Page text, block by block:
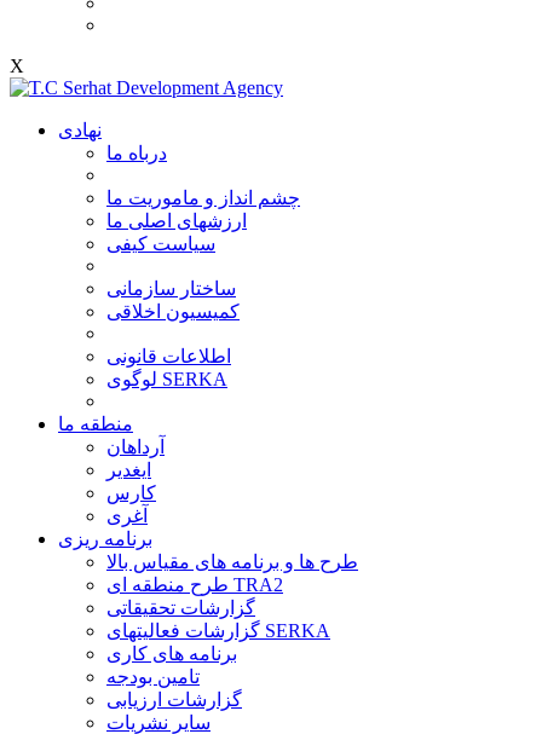
X
نهادی
درباه ما
چشم انداز و ماموریت ما
ارزشهای اصلی ما
سیاست کیفی
ساختار سازمانی
کمیسیون اخلاقی
اطلاعات قانونی
لوگوی SERKA
منطقه ما
آرداهان
ایغدیر
کارس
آغری
برنامه ریزی
طرح ها و برنامه های مقیاس بالا
طرح منطقه ای TRA2
گزارشات تحقیقاتی
گزارشات فعالیتهای SERKA
برنامه های کاری
تامین بودجه
گزارشات ارزیابی
سایر نشریات